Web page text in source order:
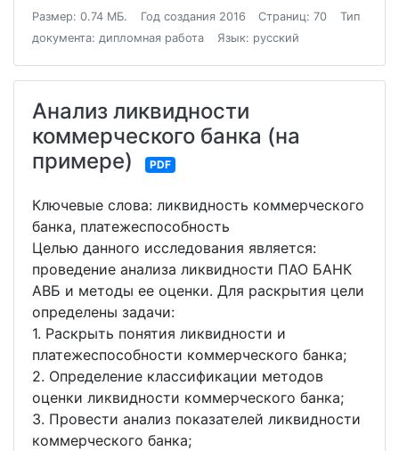
Размер: 0.74 МБ. Год создания 2016 Страниц: 70
Тип
документа: дипломная работа
Язык: русский
Анализ ликвидности
коммерческого банка (на
примере)
PDF
Ключевые слова: ликвидность коммерческого
банка, платежеспособность
Целью данного исследования является:
проведение анализа ликвидности ПАО БАНК
АВБ и методы ее оценки. Для раскрытия цели
определены задачи:
1. Раскрыть понятия ликвидности и
платежеспособности коммерческого банка;
2. Определение классификации методов
оценки ликвидности коммерческого банка;
3. Провести анализ показателей ликвидности
коммерческого банка;